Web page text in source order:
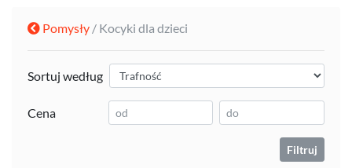
Pomysły / Kocyki dla dzieci
Sortuj według
Cena
Filtruj